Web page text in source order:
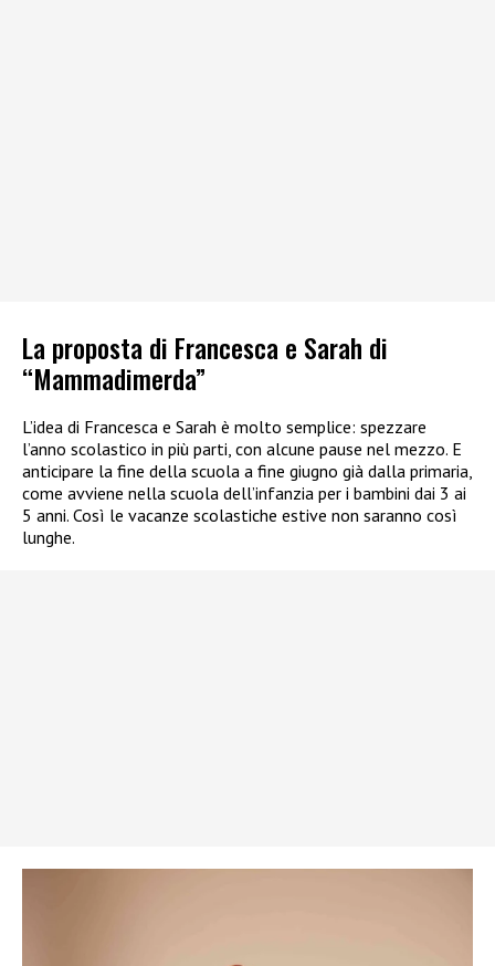
La proposta di Francesca e Sarah di
“Mammadimerda”
L’idea di Francesca e Sarah è molto semplice: spezzare
l’anno scolastico in più parti, con alcune pause nel mezzo. E
anticipare la fine della scuola a fine giugno già dalla primaria,
come avviene nella scuola dell’infanzia per i bambini dai 3 ai
5 anni. Così le vacanze scolastiche estive non saranno così
lunghe.